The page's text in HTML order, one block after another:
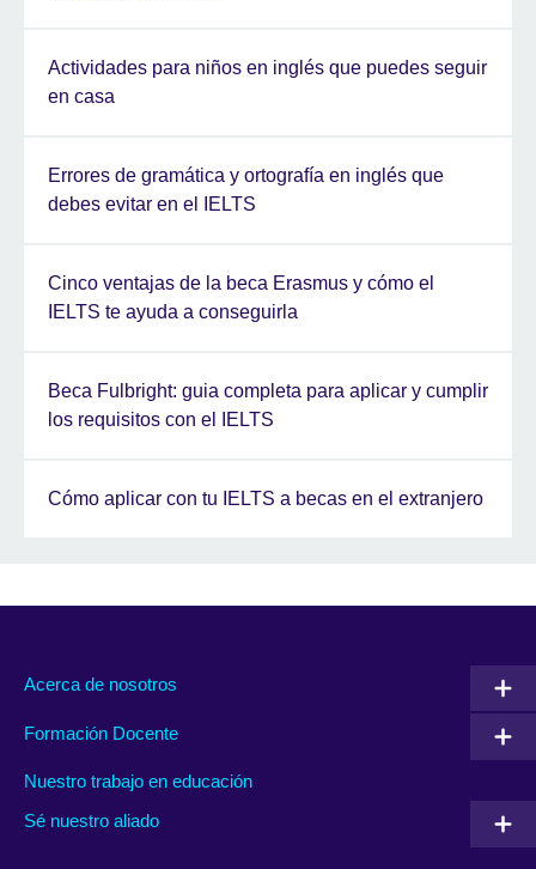
Actividades para niños en inglés que puedes seguir
en casa
Errores de gramática y ortografía en inglés que
debes evitar en el IELTS
Cinco ventajas de la beca Erasmus y cómo el
IELTS te ayuda a conseguirla
Beca Fulbright: guia completa para aplicar y cumplir
los requisitos con el IELTS
Cómo aplicar con tu IELTS a becas en el extranjero
Acerca de nosotros
Formación Docente
Nuestro trabajo en educación
Sé nuestro aliado